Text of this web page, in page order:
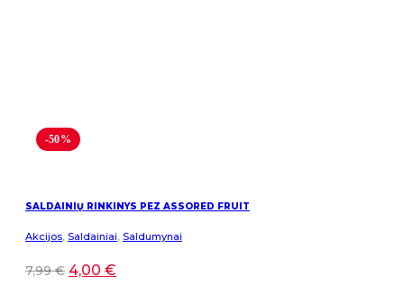
-50%
SALDAINIŲ RINKINYS PEZ ASSORED FRUIT
Akcijos, Saldainiai, Saldumynai
7,99€ 4,00 €